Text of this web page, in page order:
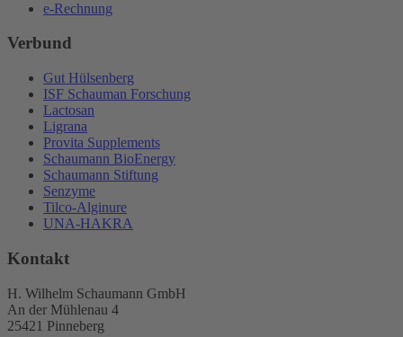
e-Rechnung
Verbund
Gut Hülsenberg
ISF Schauman Forschung
Lactosan
Ligrana
Provita Supplements
Schaumann BioEnergy
Schaumann Stiftung
Senzyme
Tilco-Alginure
UNA-HAKRA
Kontakt
H. Wilhelm Schaumann GmbH
An der Mühlenau 4
25421 Pinneberg